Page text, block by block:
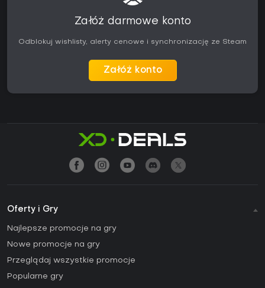
Załóż darmowe konto
Odblokuj wishlisty, alerty cenowe i synchronizację ze Steam
Załóż konto
Oferty i Gry
Najlepsze promocje na gry
Nowe promocje na gry
Przeglądaj wszystkie promocje
Popularne gry